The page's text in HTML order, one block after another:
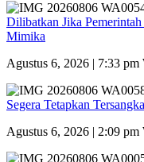
Dilibatkan Jika
Mimika
Agustus 6, 2026 | 7:33 pm
Segera Tetapkan
Agustus 6, 2026 | 2:09 pm